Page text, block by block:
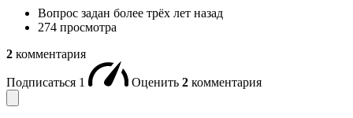
Вопрос задан более трёх лет назад
274 просмотра
2 комментария
Подписаться 1 Оценить 2 комментария